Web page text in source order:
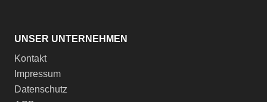
UNSER UNTERNEHMEN
Kontakt
Impressum
Datenschutz